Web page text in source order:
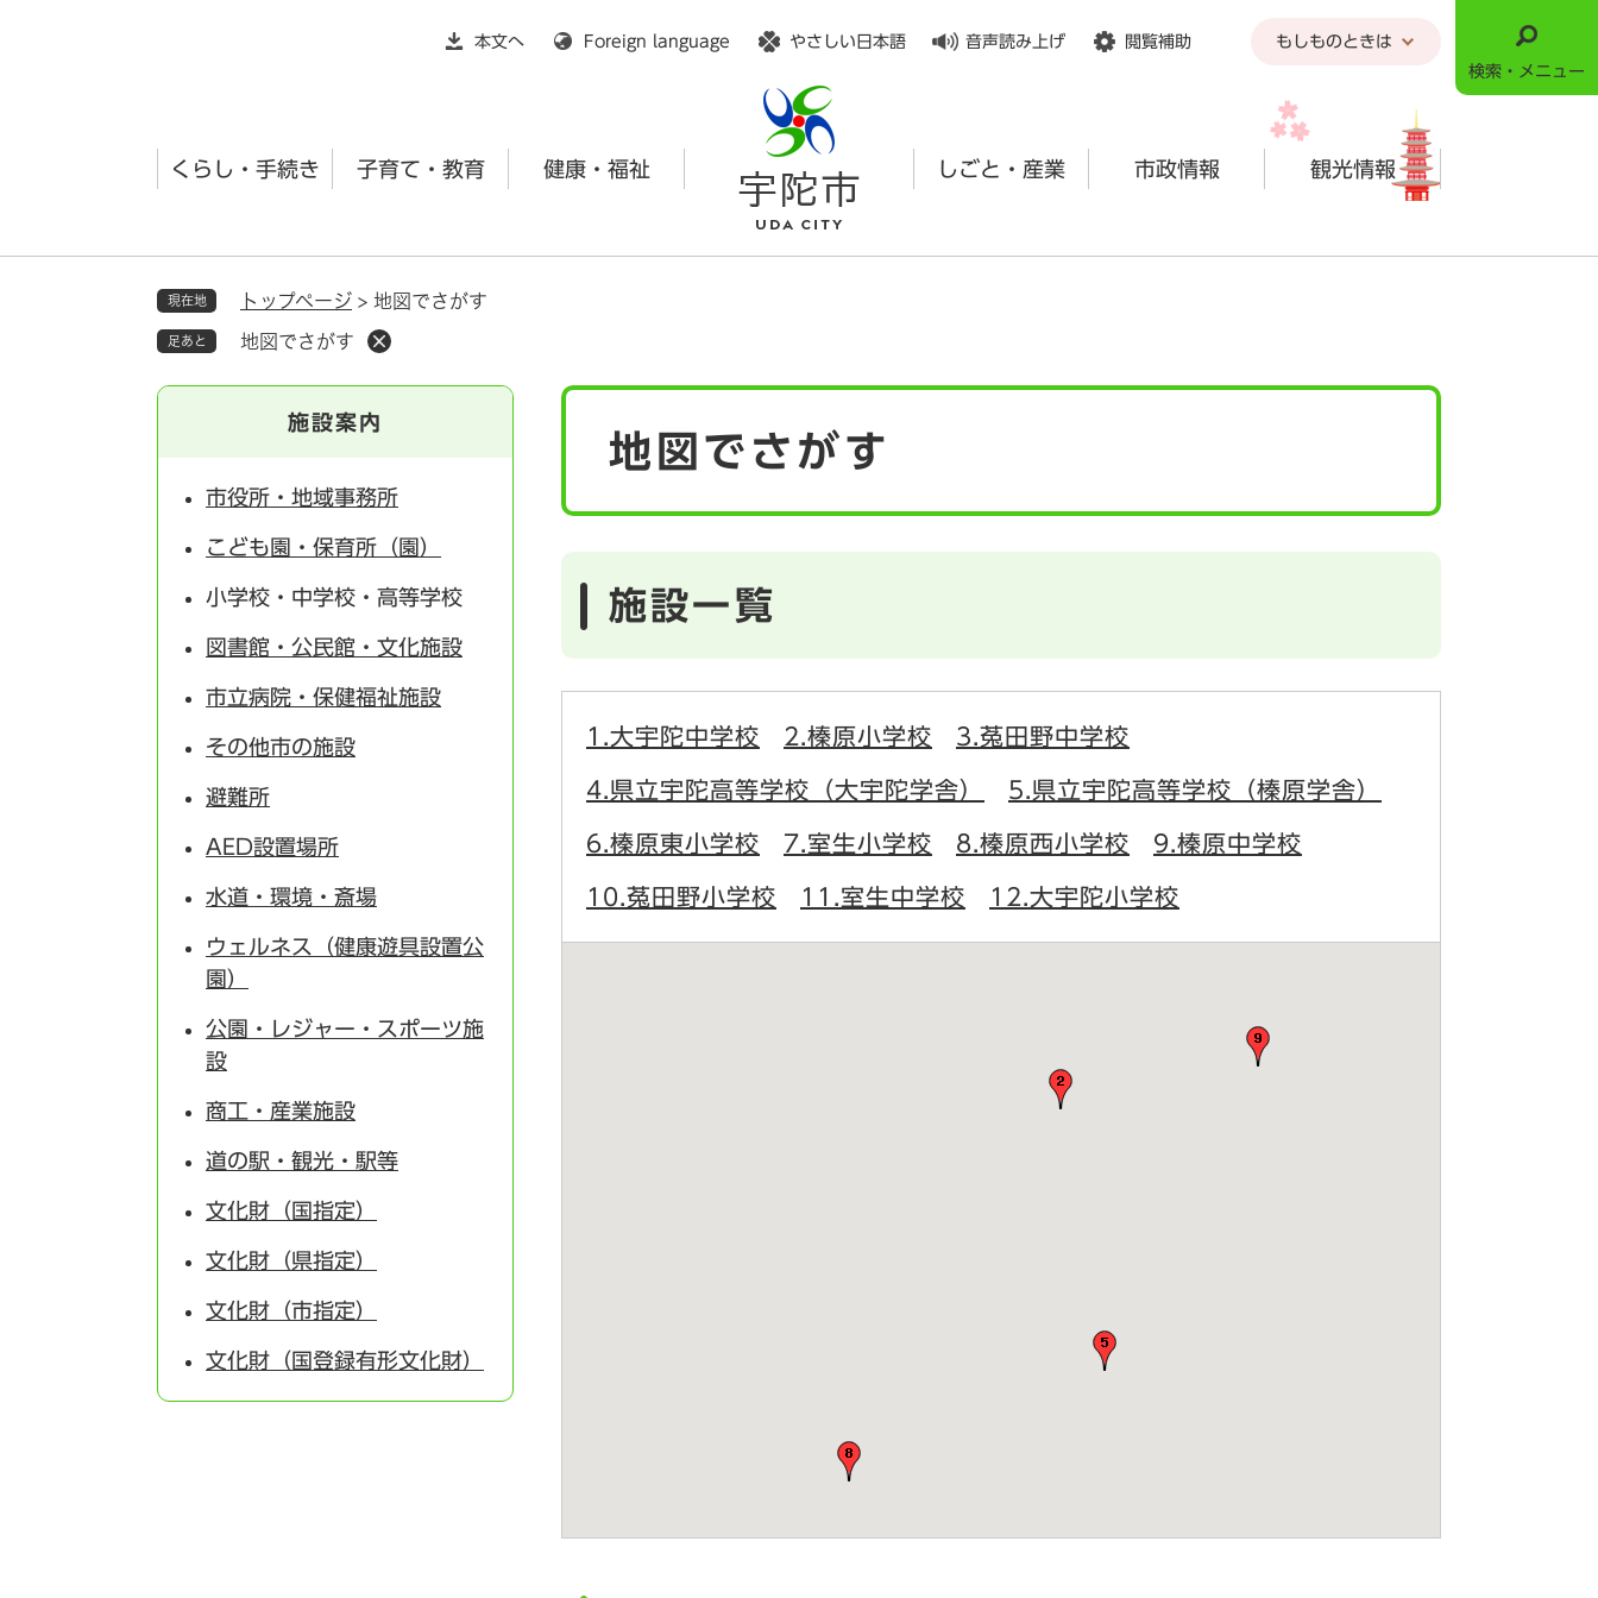
本文へ
Foreign language やさしい日本語 音声読み上げ 閲覧補助 もしものときは
くらし・手続き 子育て・教育 健康・福祉 しごと・産業 市政情報 観光情報
検索・メニュー
現在地 トップページ > 地図でさがす
足あと 地図でさがす
地図でさがす
施設一覧
1.大宇陀中学校 2.榛原小学校 3.菟田野中学校
4.県立宇陀高等学校（大宇陀学舎） 5.県立宇陀高等学校（榛原学舎）
6.榛原東小学校 7.室生小学校 8.榛原西小学校 9.榛原中学校
10.菟田野小学校 11.室生中学校 12.大宇陀小学校
施設案内
市役所・地域事務所
こども園・保育所（園）
小学校・中学校・高等学校
図書館・公民館・文化施設
市立病院・保健福祉施設
その他市の施設
避難所
AED設置場所
水道・環境・斎場
ウェルネス（健康遊具設置公
園）
公園・レジャー・スポーツ施
設
商工・産業施設
道の駅・観光・駅等
文化財（国指定）
文化財（県指定）
文化財（市指定）
文化財（国登録有形文化財）